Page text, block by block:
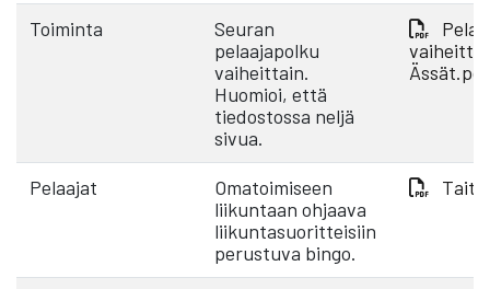
Toiminta
Seuran
pelaajapolku
vaiheittain.
Huomioi, että
tiedostossa neljä
sivua.
Ässät.pdf
Pelaajat
Omatoimiseen
liikuntaan ohjaava
liikuntasuoritteisiin
perustuva bingo.